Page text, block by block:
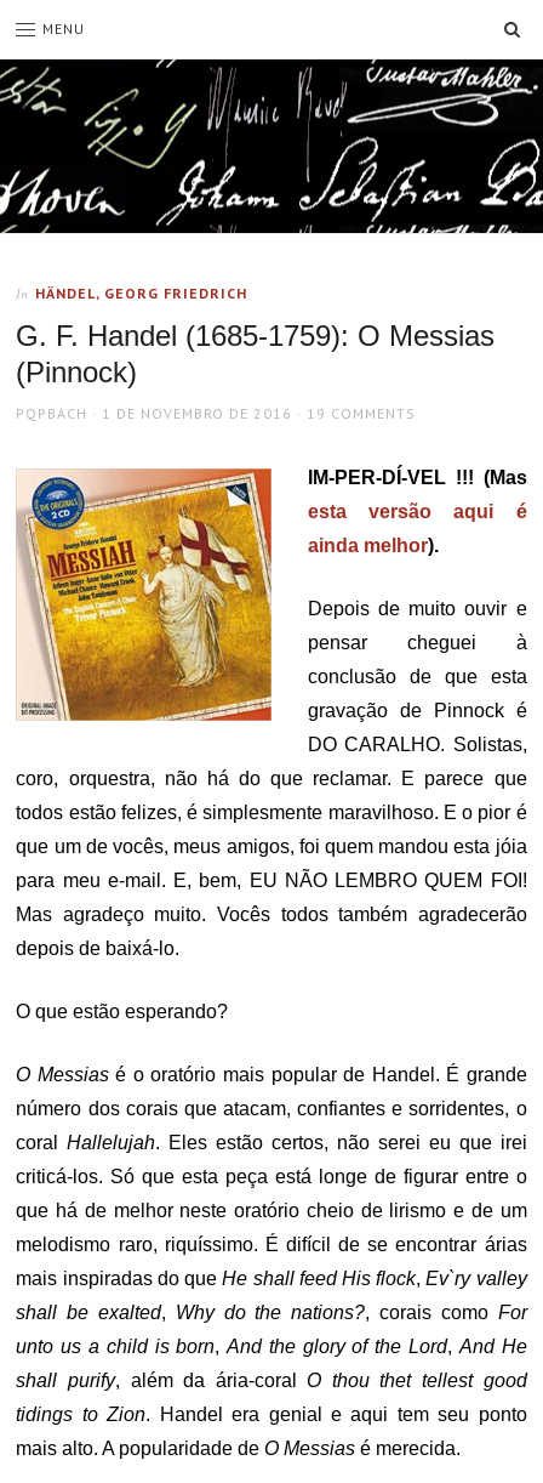
MENU
In HÄNDEL, GEORG FRIEDRICH
G. F. Handel (1685-1759): O Messias
(Pinnock)
AUTHOR
PQPBACH
POSTED
1 DE NOVEMBRO DE 2016 19 COMMENTS
IM-PER-DÍ-VEL !!! (Mas
esta versão aqui é
ainda melhor).
Depois de muito ouvir e
pensar cheguei à
conclusão de que esta
gravação de Pinnock é
DO CARALHO. Solistas,
coro, orquestra, não há do que reclamar. E parece que
todos estão felizes, é simplesmente maravilhoso. E o pior é
que um de vocês, meus amigos, foi quem mandou esta jóia
para meu e-mail. E, bem, EU NÃO LEMBRO QUEM FOI!
Mas agradeço muito. Vocês todos também agradecerão
depois de baixá-lo.
O que estão esperando?
O Messiasé o oratório mais popular de Handel. É grande
número dos corais que atacam, confiantes e sorridentes, o
coralHallelujah. Eles estão certos, não serei eu que irei
criticá-los. Só que esta peça está longe de figurar entre o
que há de melhor neste oratório cheio de lirismo e de um
melodismo raro, riquíssimo. É difícil de se encontrar árias
mais inspiradas do queHe shall feed His flock,Ev`ry valley
shall be exalted, Why do the nations?, corais como For
unto us a child is born,And the glory of the Lord, And He
shall purify, além da ária-coralO thou thet tellest good
tidings to Zion. Handel era genial e aqui tem seu ponto
mais alto. A popularidade deO Messias é merecida.